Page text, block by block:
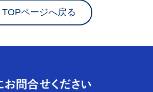
TOPページへ戻る